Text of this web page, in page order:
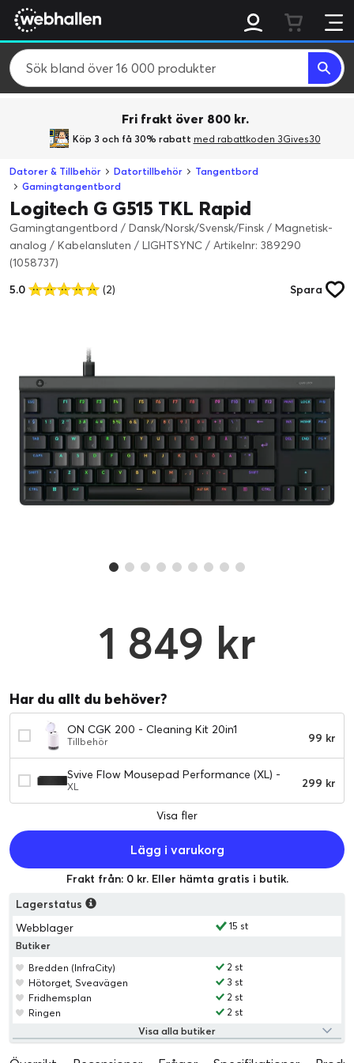
Fri frakt över 800 kr.
Köp 3 och få 30% rabatt med rabattkoden 3Gives30
Datorer & Tillbehör Datortillbehör
Tangentbord
Gamingtangentbord
Logitech G G515 TKL Rapid
Gamingtangentbord / Dansk/Norsk/Svensk/Finsk / Magnetisk-
analog / Kabelansluten / LIGHTSYNC / Artikelnr: 389290
(1058737)
5.0
(2) Spara
1 849 kr
Har du allt du behöver?
ON CGK 200 - Cleaning Kit 20in1
Tillbehör 99 kr
Svive Flow Mousepad Performance (XL) -
Black
XL 299 kr
Visa fler
Lägg i varukorg
Frakt från: 0 kr. Eller hämta gratis i butik.
Lagerstatus
Webblager
15 st
Butiker
Bredden (InfraCity)
2 st
Hötorget, Sveavägen
3 st
Fridhemsplan
2 st
Ringen
2 st
Visa alla butiker